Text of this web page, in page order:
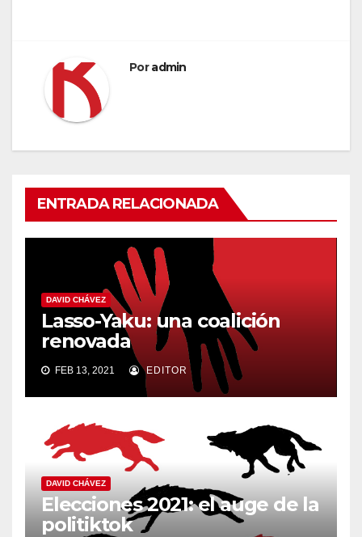
Poradmin
ENTRADA RELACIONADA
DAVID CHÁVEZ
Lasso-Yaku: una coalición
renovada
FEB 13, 2021 EDITOR
DAVID CHÁVEZ
Elecciones 2021: el auge de la
politiktok